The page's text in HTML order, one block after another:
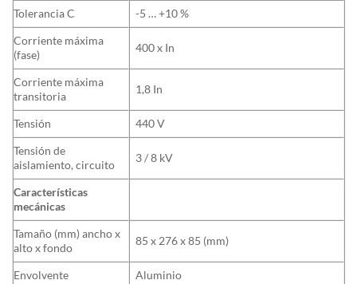
Tolerancia C
-5 … +10 %
Corriente máxima
(fase)
400 x In
Corriente máxima
transitoria
1,8 In
Tensión
440 V
Tensión de
aislamiento, circuito
3 / 8 kV
Características
mecánicas
Tamaño (mm) ancho x
alto x fondo
85 x 276 x 85 (mm)
Envolvente
Aluminio